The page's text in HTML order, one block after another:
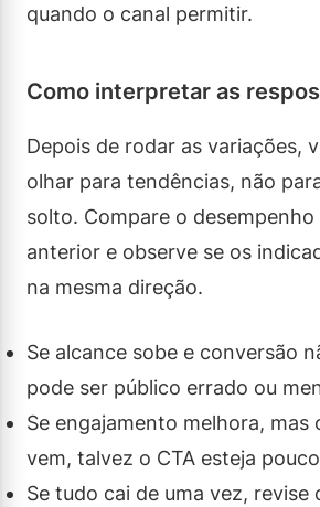
quando o canal permitir.
Como interpretar as
Depois de rodar as variações,
olhar para tendências, não
solto. Compare o
anterior e observe se os
na mesma direção.
Se alcance sobe e conversão
pode ser público errado ou
Se engajamento melhora, mas
vem, talvez o CTA esteja
Se tudo cai de uma vez, revise